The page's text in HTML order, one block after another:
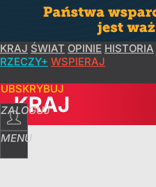
KRAJ ŚWIAT OPINIE HISTORIA
RZECZY+ WSPIERAJ
ZALOGUJ
MENU
KRAJ